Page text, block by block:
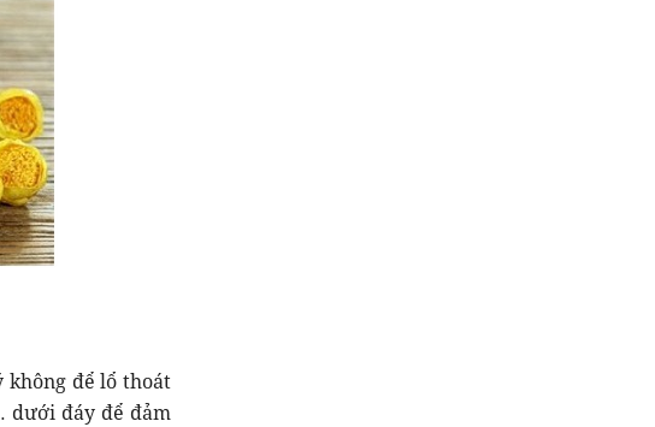
không để lổ thoát
dưới đáy để đảm